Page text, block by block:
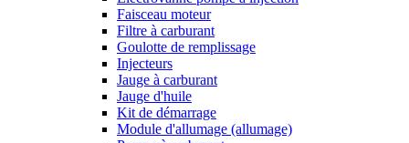
Faisceau moteur
Filtre à carburant
Goulotte de remplissage
Injecteurs
Jauge à carburant
Jauge d'huile
Kit de démarrage
Module d'allumage (allumage)